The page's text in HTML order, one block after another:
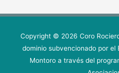
s
Copyright © 2026 Coro
dominio subvencionado por el
Montoro a través del